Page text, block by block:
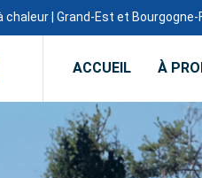
| Grand-Est et
ACCUEIL À